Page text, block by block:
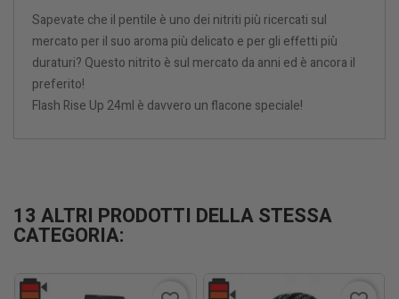
Sapevate che il pentile è uno dei nitriti più ricercati sul
mercato per il suo aroma più delicato e per gli effetti più
duraturi? Questo nitrito è sul mercato da anni ed è ancora il
preferito!
Flash Rise Up 24ml è davvero un flacone speciale!
13 ALTRI PRODOTTI DELLA STESSA
CATEGORIA: